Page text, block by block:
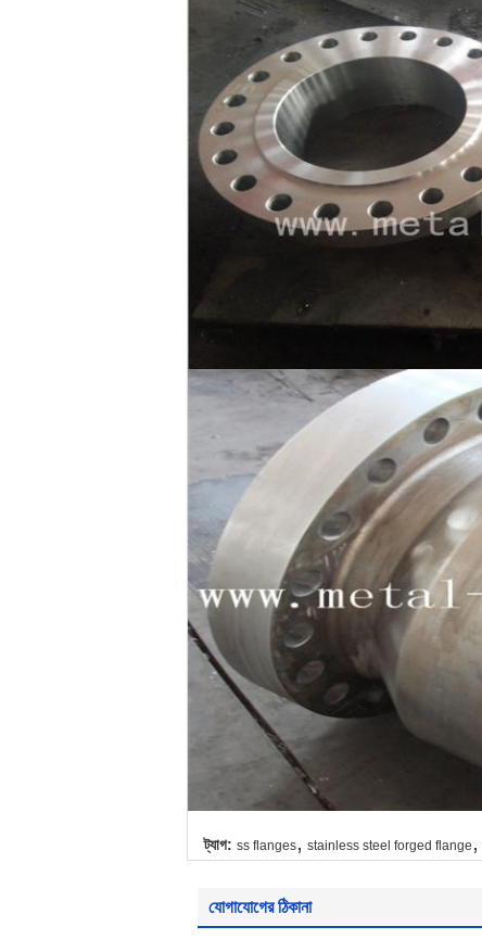
ট্যাগ: ss flanges stainless steel forged flange
যোগাযোগের ঠিকানা